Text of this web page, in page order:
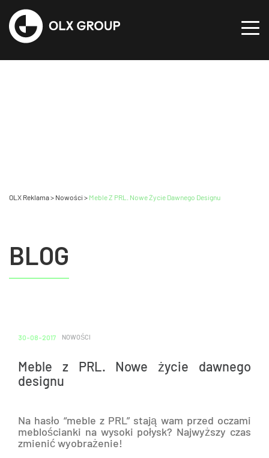
OLX Reklama> Nowości > Meble Z PRL. Nowe Życie Dawnego Designu
BLOG
30-08-2017 NOWOŚCI
Meble z PRL. Nowe życie dawnego
designu
​Na hasło “meble z PRL” stają wam przed oczami
meblościanki na wysoki połysk? Najwyższy czas
zmienić wyobrażenie!